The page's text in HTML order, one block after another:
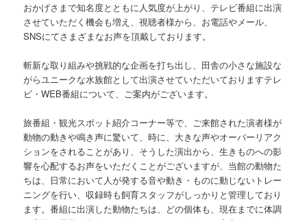
動
おかげさまで知名度とともに人気度が上がり、テレビ番組に出演
させていただく機会も増え、視聴者様から、お電話やメール、
SNSにてさまざまなお声を頂戴しております。
斬新な取り組みや挑戦的な企画を打ち出し、田舎の小さな施設な
がらユニークな水族館として出演させていただいておりますテレ
ビ・WEB番組について、ご案内がございます。
旅番組・観光スポット紹介コーナー等で、ご来館された演者様が
動物の動きや鳴き声に驚いて、時に、大きな声やオーバーリアク
ションをされることがあり、そうした演出から、生きものへの影
響を心配するお声をいただくことがございますが、当館の動物た
ちは、日常において人が発する音や動き・ものに動じないトレー
ニングを行い、収録時も飼育スタッフがしっかりと管理しており
ます。番組に出演した動物たちは、どの個体も、現在までに体調